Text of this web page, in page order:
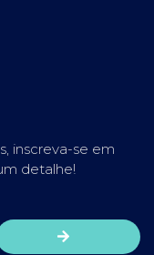
inscreva-se em
detalhe!